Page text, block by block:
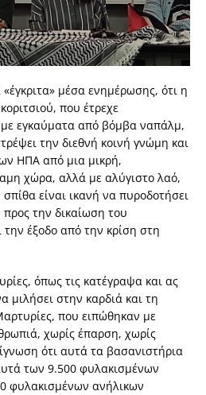
μέσα ενημέρωσης, ότι η
που έτρεχε
εγκαύματα από βόμβα ναπάλμ,
την διεθνή κοινή γνώμη και
ΗΠΑ από μια μικρή,
χώρα, αλλά με αλύγιστο λαό,
είναι ικανή να πυροδοτήσει
την δικαίωση του
την έξοδο από την κρίση στη
όπως τις κατέγραψα και ας
στην καρδιά και τη
που ειπώθηκαν με
χωρίς έπαρση, χωρίς
ότι αυτά τα βασανιστήρια
των 9.500 φυλακισμένων
φυλακισμένων ανήλικων